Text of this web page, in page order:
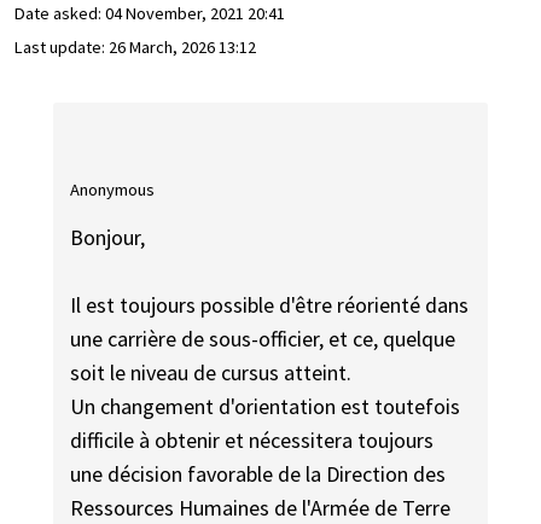
Date asked: 04 November, 2021 20:41
Last update: 26 March, 2026 13:12
Anonymous
Bonjour,
Il est toujours possible d'être réorienté dans
une carrière de sous-officier, et ce, quelque
soit le niveau de cursus atteint.
Un changement d'orientation est toutefois
difficile à obtenir et nécessitera toujours
une décision favorable de la Direction des
Ressources Humaines de l'Armée de Terre